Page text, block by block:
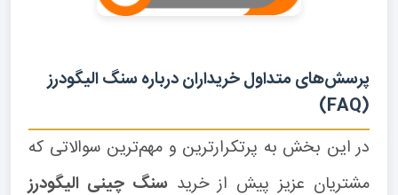
پرسش‌های متداول خریداران درباره سنگ الیگودرز
(FAQ)
در این بخش به پرتکرارترین و مهم‌ترین سوالاتی که
مشتریان عزیز پیش از خریدسنگ چینی الیگودرز